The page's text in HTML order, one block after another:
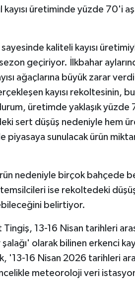
kayısı üretiminde yüzde 70'i
kaliteli kayısı
geçiriyor. İlkbahar
ağaçlarına büyük zarar
kayısı rekoltesinin,
üretimde yaklaşık yüzde
sert düşüş nedeniyle hem
piyasaya sunulacak ürün
nedeniyle birçok bahçede
ise rekoltedeki
belirtiyor.
Tingiş, 13-16 Nisan tarihleri
olarak bilinen erkenci
'13-16 Nisan 2026 tarihleri
meteoroloji veri